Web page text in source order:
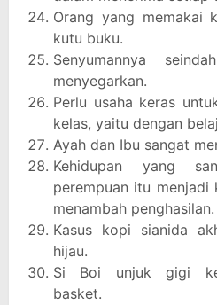
Orang yang memakai
kutu buku.
Senyumannya
menyegarkan.
Perlu usaha keras
kelas, yaitu dengan
Ayah dan Ibu sangat
Kehidupan yang
perempuan itu
menambah penghasilan.
Kasus kopi sianida
hijau.
Si Boi unjuk gigi
basket.